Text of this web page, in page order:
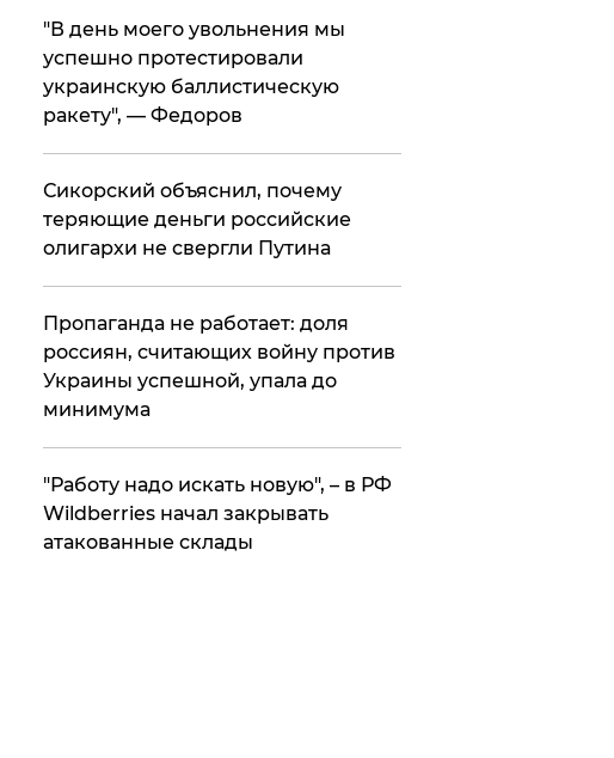
​"В день моего увольнения мы
успешно протестировали
украинскую баллистическую
ракету", — Федоров
Сикорский объяснил, почему
теряющие деньги российские
олигархи не свергли Путина
​Пропаганда не работает: доля
россиян, считающих войну против
Украины успешной, упала до
минимума
"Работу надо искать новую", – в РФ
Wildberries начал закрывать
атакованные склады